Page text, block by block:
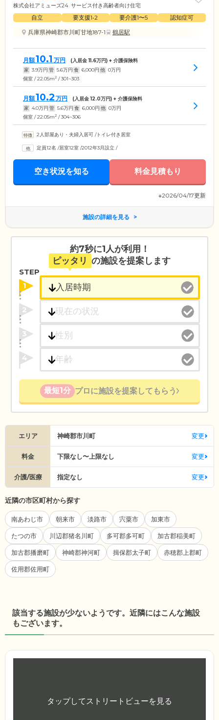
株式会社アミューズ24 サービス付き高齢者向け住宅
自立 要支援1•2 要介護1〜5
認知症可
兵庫県神崎郡市川町甘地187-1
鶴居駅
月額10.1 万円 (入居金11.6万円) + 介護保険料
家 3.9万円 管 5.6万円 食 6,000円 他 0万円
個室 / 22.05m2 / 301~303
月額10.2 万円 (入居金12.0万円) + 介護保険料
家 4.0万円 管 5.6万円 食 6,000円 他 0万円
個室 / 22.05m2 / 304~306
2人部屋あり・夫婦入居可 /トイレ付き居室
定員12名 /居室12室 /2012年3月設立 /
空き状況を知る 料金見積もり
※2026/04/17更新
施設の詳細を見る
約7秒に1人が利用！
ピッタリ の施設を提案します
STEP
1
2
3
4
最短1分 プロに施設を提案してもらう
エリア 神崎郡市川町 変更
料金 下限なし〜上限なし 変更
介護/医療 指定なし 変更
近隣の市区町村から探す
南あわじ市 朝来市 淡路市 宍粟市 加東市
たつの市 川辺郡猪名川町 多可郡多可町 加古郡稲美町
加古郡播磨町 神崎郡神河町 揖保郡太子町 赤穂郡上郡町
佐用郡佐用町
該当する施設が少ないようです。近隣にはこんな施設
もございます。